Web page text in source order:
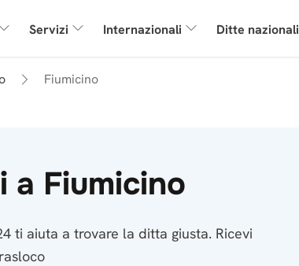
Servizi Internazionali Ditte nazionali
Fiumicino
Fiumicino
ti aiuta a trovare la ditta giusta. Ricevi